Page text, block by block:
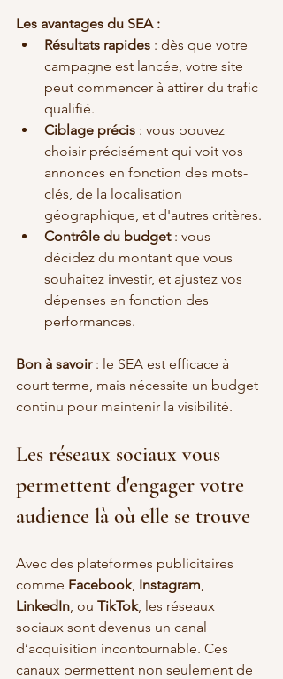
Les avantages du SEA :
Résultats rapides : dès que votre
campagne est lancée, votre site
peut commencer à attirer du trafic
qualifié.
Ciblage précis : vous pouvez
choisir précisément qui voit vos
annonces en fonction des mots-
clés, de la localisation
géographique, et d'autres critères.
Contrôle du budget : vous
décidez du montant que vous
souhaitez investir, et ajustez vos
dépenses en fonction des
performances.
Bon à savoir : le SEA est efficace à
court terme, mais nécessite un budget
continu pour maintenir la visibilité.
Les réseaux sociaux vous
permettent d'engager votre
audience là où elle se trouve
Avec des plateformes publicitaires
comme Facebook, Instagram
LinkedIn , ou TikTok, les réseaux
sociaux sont devenus un canal
d’acquisition incontournable. Ces
canaux permettent non seulement de